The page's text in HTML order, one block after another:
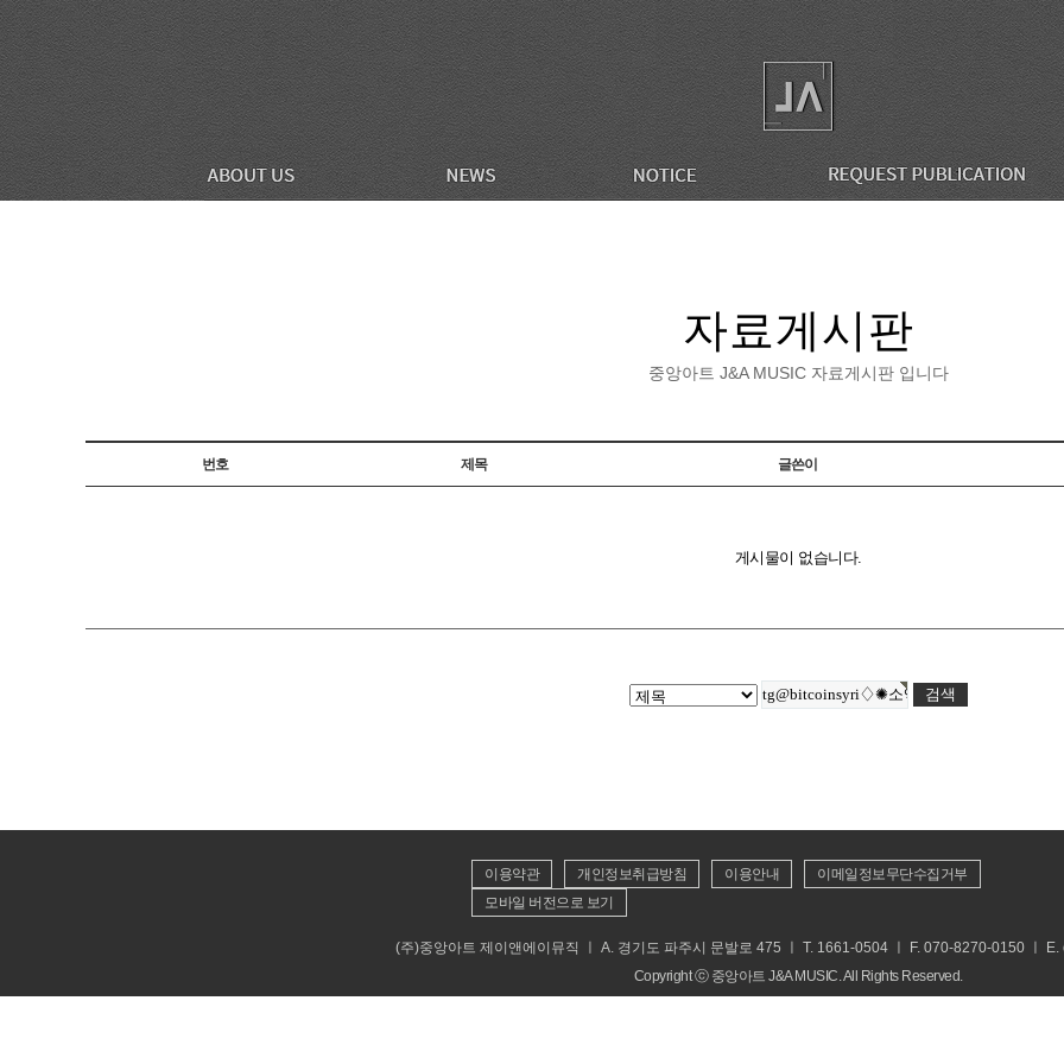
자료게시판
중앙아트 J&A MUSIC 자료게시판 입니다
번호 제목 글쓴이
게시물이 없습니다.
이용약관 개인정보취급방침 이용안내
이메일정보무단수집거부
모바일 버전으로 보기
(주)중앙아트 제이앤에이뮤직 ㅣ A. 경기도 파주시 문발로 475 ㅣ T. 1661-0504 ㅣ F. 070-8270-0150 ㅣ
Copyright ⓒ 중앙아트 J&A MUSIC. All Rights Reserved.